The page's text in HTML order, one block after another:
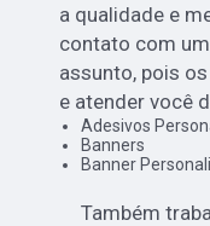
a qualidade e
contato com
assunto, pois
e atender você
Adesivos
Banners
Banner
Também